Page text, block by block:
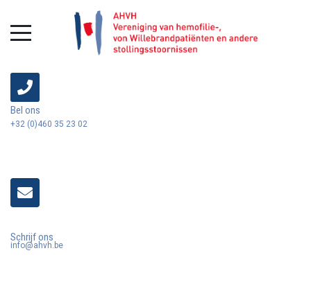
Bel ons
+32 (0)460 35 23 02
Schrijf ons
info@ahvh.be